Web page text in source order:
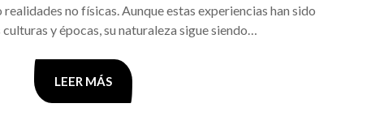
no físicas. Aunque estas experiencias han sido
y épocas, su naturaleza sigue siendo…
LEER MÁS